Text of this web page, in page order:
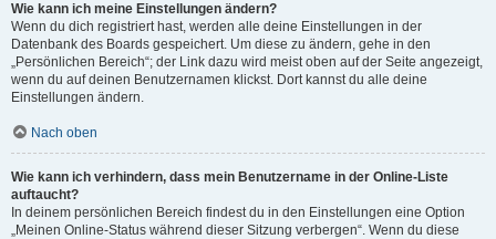
Wie kann ich meine Einstellungen ändern?
Wenn du dich registriert hast, werden alle deine Einstellungen in der
Datenbank des Boards gespeichert. Um diese zu ändern, gehe in den
„Persönlichen Bereich“; der Link dazu wird meist oben auf der Seite angezeigt,
wenn du auf deinen Benutzernamen klickst. Dort kannst du alle deine
Einstellungen ändern.
Nach oben
Wie kann ich verhindern, dass mein Benutzername in der Online-Liste
auftaucht?
In deinem persönlichen Bereich findest du in den Einstellungen eine Option
„Meinen Online-Status während dieser Sitzung verbergen“. Wenn du diese